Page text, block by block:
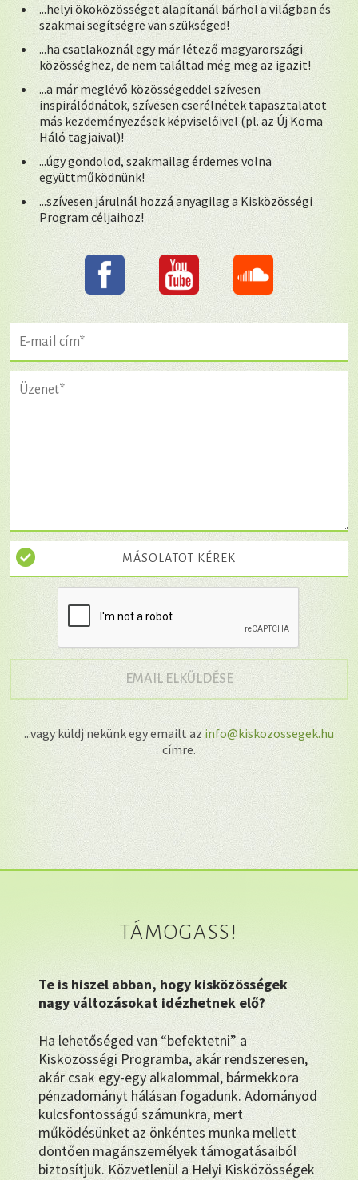
...helyi ökoközösséget alapítanál bárhol a világban és
szakmai segítségre van szükséged!
...ha csatlakoznál egy már létező magyarországi
közösséghez, de nem találtad még meg az igazit!
...a már meglévő közösségeddel szívesen
inspirálódnátok, szívesen cserélnétek tapasztalatot
más kezdeményezések képviselőivel (pl. az Új Koma
Háló tagjaival)!
...úgy gondolod, szakmailag érdemes volna
együttműködnünk!
...szívesen járulnál hozzá anyagilag a Kisközösségi
Program céljaihoz!
MÁSOLATOT KÉREK
EMAIL ELKÜLDÉSE→
...vagy küldj nekünk egy emailt az info@kiskozossegek.hu
címre.
TÁMOGASS!
Te is hiszel abban, hogy kisközösségek
nagy változásokat idézhetnek elő?
Ha lehetőséged van “befektetni” a
Kisközösségi Programba, akár rendszeresen,
akár csak egy-egy alkalommal, bármekkora
pénzadományt hálásan fogadunk. Adományod
kulcsfontosságú számunkra, mert
működésünket az önkéntes munka mellett
döntően magánszemélyek támogatásaiból
biztosítjuk. Közvetlenül a Helyi Kisközösségek